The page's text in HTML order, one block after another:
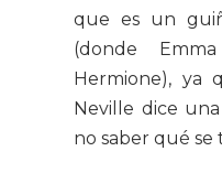
que es un
(donde
Hermione), ya
Neville dice
no saber qué se